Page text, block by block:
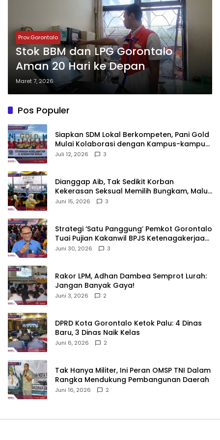
Prov.Gorontalo
Stok BBM dan LPG Gorontalo
Aman 20 Hari ke Depan
Maret 7, 2026
Pos Populer
‎Siapkan SDM Lokal Berkompeten, Pani Gold
Mulai Kolaborasi dengan Kampus-kampus
di Gorontalo
Juli 12, 2026 3
‎Dianggap Aib, Tak Sedikit Korban
Kekerasan Seksual Memilih Bungkam, Malu
untuk Melapor!‎
Juni 15, 2026 3
Strategi ‘Satu Panggung’ Pemkot Gorontalo
Tuai Pujian Kakanwil BPJS Ketenagakerjaan
Sulama‎‎
Juni 30, 2026 3
‎Rakor LPM, Adhan Dambea Semprot Lurah:
Jangan Banyak Gaya!‎
Juni 3, 2026 2
‎DPRD Kota Gorontalo Ketok Palu: 4 Dinas
Baru, 3 Dinas Naik Kelas
Juni 6, 2026 2
‎Tak Hanya Militer, Ini Peran OMSP TNI Dalam
Rangka Mendukung Pembangunan Daerah
Juni 16, 2026 2